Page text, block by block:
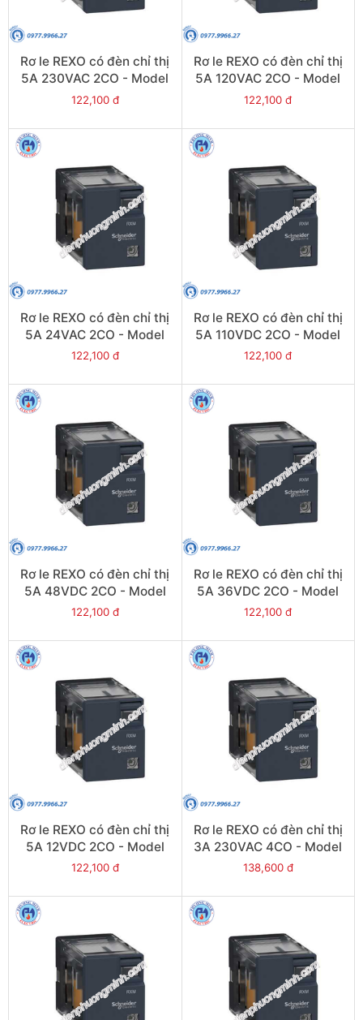
Rơ le REXO có đèn chỉ thị
5A 230VAC 2CO - Model
RXM2LB2P7
122,100 đ
Rơ le REXO có đèn chỉ thị
5A 120VAC 2CO - Model
RXM2LB2F7
122,100 đ
Rơ le REXO có đèn chỉ thị
5A 24VAC 2CO - Model
RXM2LB2B7
122,100 đ
Rơ le REXO có đèn chỉ thị
5A 110VDC 2CO - Model
RXM2LB2FD
122,100 đ
Rơ le REXO có đèn chỉ thị
5A 48VDC 2CO - Model
RXM2LB2ED
122,100 đ
Rơ le REXO có đèn chỉ thị
5A 36VDC 2CO - Model
RXM2LB2CD
122,100 đ
Rơ le REXO có đèn chỉ thị
5A 12VDC 2CO - Model
RXM2LB2JD
122,100 đ
Rơ le REXO có đèn chỉ thị
3A 230VAC 4CO - Model
RXM4LB2P7
138,600 đ